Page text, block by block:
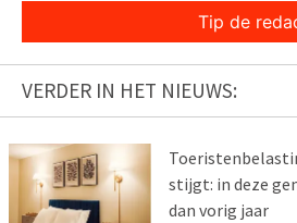
Tip de
VERDER IN HET NIEUWS:
stijgt: in deze
dan vorig jaar